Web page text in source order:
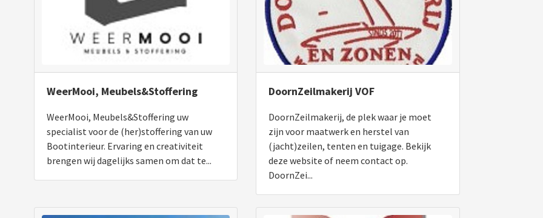
WeerMooi, Meubels&Stoffering
WeerMooi, Meubels&Stoffering uw
specialist voor de (her)stoffering van uw
Bootinterieur. Ervaring en creativiteit
brengen wij dagelijks samen om dat te...
DoornZeilmakerij VOF
DoornZeilmakerij, de plek waar je moet
zijn voor maatwerk en herstel van
(jacht)zeilen, tenten en tuigage. Bekijk
deze website of neem contact op.
DoornZei...